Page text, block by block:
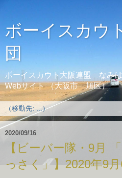
ボーイスカウ
団
ボーイスカウト大阪連盟 なみ
Webサイト （大阪市 旭区）
2020/09/16
【ビーバー隊・9月
っさく」】2020年9月